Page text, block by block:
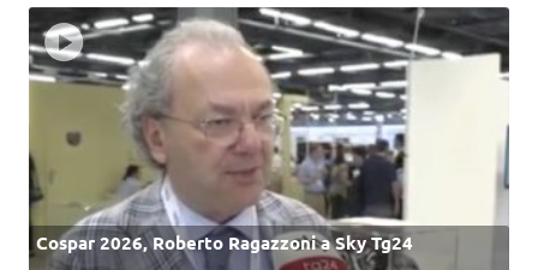
Cospar 2026, Roberto Ragazzoni a Sky Tg24